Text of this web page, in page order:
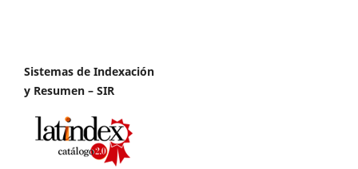
Sistemas de Indexación
y Resumen – SIR